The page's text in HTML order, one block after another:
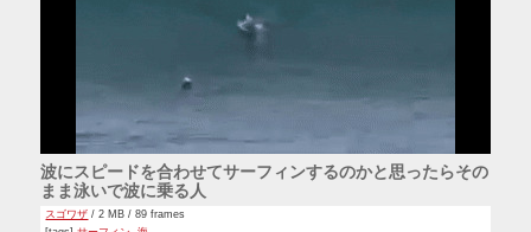
波にスピードを合わせてサーフィンするのかと思ったらその
まま泳いで波に乗る人
スゴワザ / 2 MB / 89 frames